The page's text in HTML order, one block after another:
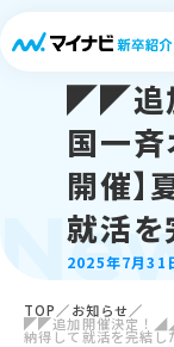
◤◤追
国一斉
開催】
就活を
2025年7月31
TOP お知らせ
◤◤追加開催決定！◢◢
納得して就活を完結し